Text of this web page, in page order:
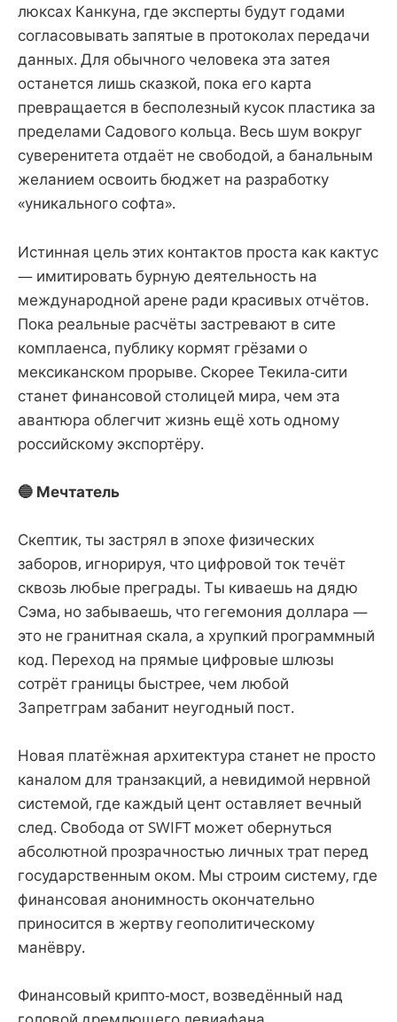
люксах Канкуна, где эксперты будут годами
согласовывать запятые в протоколах передачи
данных. Для обычного человека эта затея
останется лишь сказкой, пока его карта
превращается в бесполезный кусок пластика за
пределами Садового кольца. Весь шум вокруг
суверенитета отдаёт не свободой, а банальным
желанием освоить бюджет на разработку
«уникального софта».
Истинная цель этих контактов проста как кактус
— имитировать бурную деятельность на
международной арене ради красивых отчётов.
Пока реальные расчёты застревают в сите
комплаенса, публику кормят грёзами о
мексиканском прорыве. Скорее Текила-сити
станет финансовой столицей мира, чем эта
авантюра облегчит жизнь ещё хоть одному
российскому экспортёру.
🔵 Мечтатель
Скептик, ты застрял в эпохе физических
заборов, игнорируя, что цифровой ток течёт
сквозь любые преграды. Ты киваешь на дядю
Сэма, но забываешь, что гегемония доллара —
это не гранитная скала, а хрупкий программный
код. Переход на прямые цифровые шлюзы
сотрёт границы быстрее, чем любой
Запретграм забанит неугодный пост.
Новая платёжная архитектура станет не просто
каналом для транзакций, а невидимой нервной
системой, где каждый цент оставляет вечный
след. Свобода от SWIFT может обернуться
абсолютной прозрачностью личных трат перед
государственным оком. Мы строим систему, где
финансовая анонимность окончательно
приносится в жертву геополитическому
манёвру.
Финансовый крипто-мост, возведённый над